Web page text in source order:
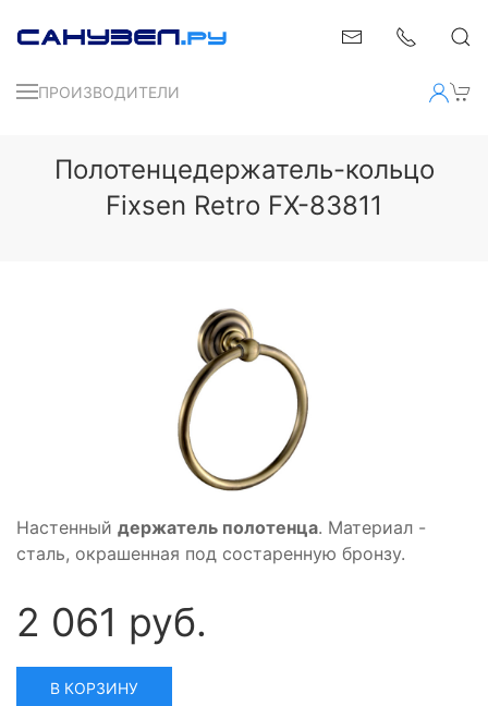
ПРОИЗВОДИТЕЛИ
Полотенцедержатель-кольцо
Fixsen Retro FX-83811
Настенный держатель полотенца. Материал -
сталь, окрашенная под состаренную бронзу.
2 061 руб.
В КОРЗИНУ